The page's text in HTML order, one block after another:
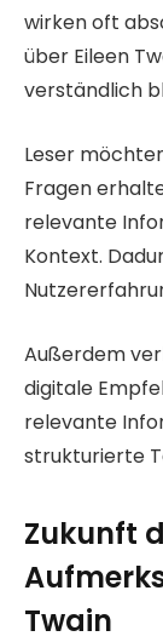
wirken oft
über Eileen
verständlich
Leser
Fragen
relevante
Kontext.
Außerdem
digitale
relevante
strukturierte
Zukunft
Twain